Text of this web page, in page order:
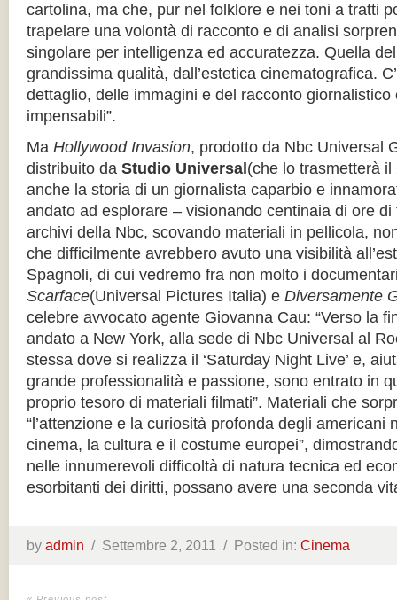
cartolina, ma che, pur nel folklore e nei toni a tratti
trapelare una volontà di racconto e di analisi
singolare per intelligenza ed accuratezza. Quella
grandissima qualità, dall’estetica cinematografica.
dettaglio, delle immagini e del racconto
impensabili”.
Ma Hollywood Invasion, prodotto da Nbc Universal
distribuito da Studio Universal (che lo trasmetterà
anche la storia di un giornalista caparbio e
andato ad esplorare – visionando centinaia di ore
archivi della Nbc, scovando materiali in pellicola,
che difficilmente avrebbero avuto una visibilità
Spagnoli, di cui vedremo fra non molto i
Scarface(Universal Pictures Italia) e Diversamente
celebre avvocato agente Giovanna Cau: “Verso la
andato a New York, alla sede di Nbc Universal al
stessa dove si realizza il ‘Saturday Night Live’ e,
grande professionalità e passione, sono entrato in
proprio tesoro di materiali filmati”. Materiali che
“l’attenzione e la curiosità profonda degli americani
cinema, la cultura e il costume europei”,
nelle innumerevoli difficoltà di natura tecnica ed
esorbitanti dei diritti, possano avere una seconda
by admin / Settembre 2, 2011 / Posted in: Cinema